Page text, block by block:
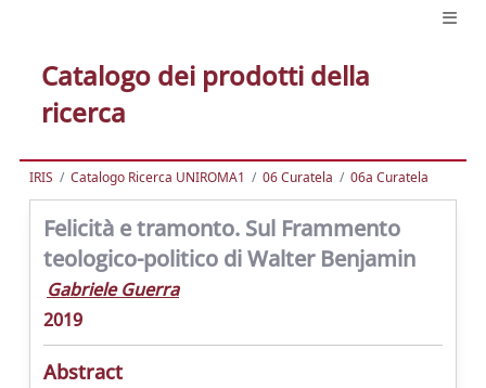
Catalogo dei prodotti della
ricerca
IRIS Catalogo Ricerca UNIROMA1 06 Curatela 06a Curatela
Felicità e tramonto. Sul Frammento
teologico-politico di Walter Benjamin
Gabriele Guerra
2019
Abstract